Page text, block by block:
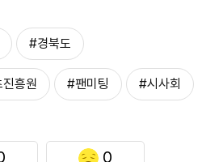
#경북도
흥원 #팬미팅 #시사회
0